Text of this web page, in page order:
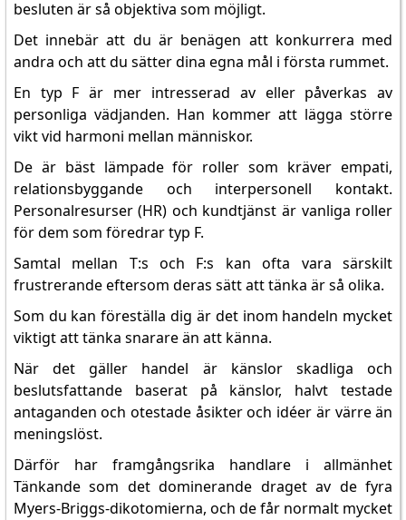
besluten är så objektiva som möjligt.
Det innebär att du är benägen att konkurrera med
andra och att du sätter dina egna mål i första rummet.
En typ F är mer intresserad av eller påverkas av
personliga vädjanden. Han kommer att lägga större
vikt vid harmoni mellan människor.
De är bäst lämpade för roller som kräver empati,
relationsbyggande och interpersonell kontakt.
Personalresurser (HR) och kundtjänst är vanliga roller
för dem som föredrar typ F.
Samtal mellan T:s och F:s kan ofta vara särskilt
frustrerande eftersom deras sätt att tänka är så olika.
Som du kan föreställa dig är det inom handeln mycket
viktigt att tänka snarare än att känna.
När det gäller handel är känslor skadliga och
beslutsfattande baserat på känslor, halvt testade
antaganden och otestade åsikter och idéer är värre än
meningslöst.
Därför har framgångsrika handlare i allmänhet
Tänkande som det dominerande draget av de fyra
Myers-Briggs-dikotomierna, och de får normalt mycket